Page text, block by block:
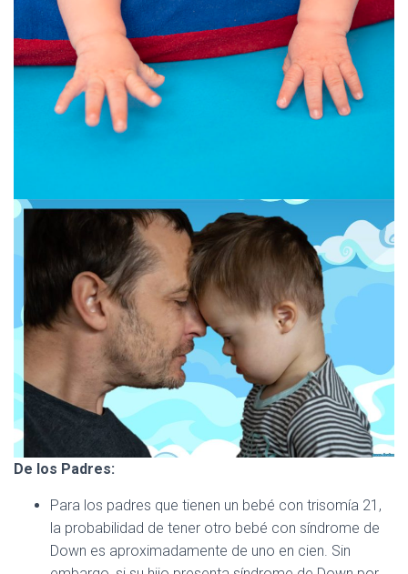
De los Padres:
Para los padres que tienen un bebé con trisomía 21,
la probabilidad de tener otro bebé con síndrome de
Down es aproximadamente de uno en cien. Sin